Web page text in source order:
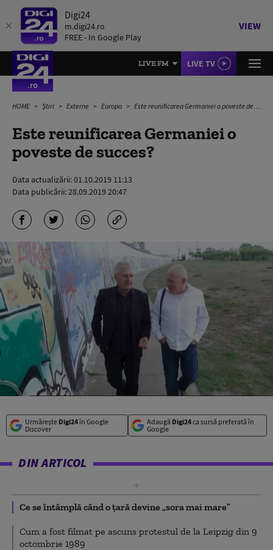
Digi24
m.digi24.ro
FREE - In Google Play
VIEW
LIVE FM LIVE TV
HOME Știri Externe Europa Este reunificarea Germaniei o poveste de succes?
Este reunificarea Germaniei o
poveste de succes?
Data actualizării:01.10.2019 11:13
Data publicării:28.09.2019 20:47
Urmărește Digi24în Google
Discover
Adaugă Digi24ca sursă preferată în
Google
DIN ARTICOL
Ce se întâmplă când o țară devine „sora mai mare”
Cum a fost filmat pe ascuns protestul de la Leipzig din 9
octombrie 1989